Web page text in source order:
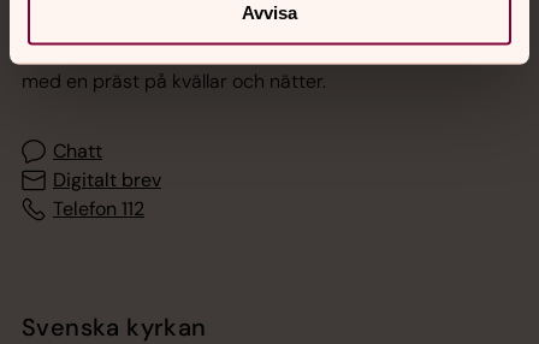
Avvisa
Akut samtals- och krisstöd. Prata eller chatta anonymt
med en präst på kvällar och nätter.
Chatt
Digitalt brev
Telefon 112
Svenska kyrkan